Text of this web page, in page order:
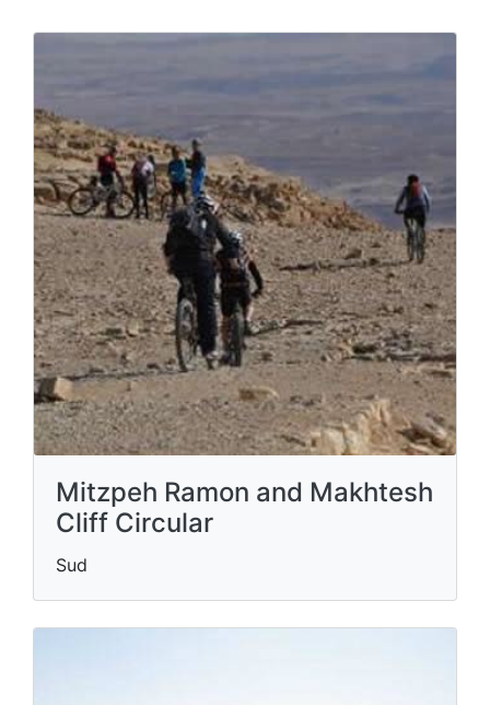
Mitzpeh Ramon and Makhtesh
Cliff Circular
Sud